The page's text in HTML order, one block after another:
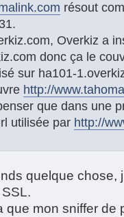
résout
Overkiz a
donc ça le
sur ha101-
http://
que dans une
utilisée par http://
quelque chose,
que mon sniffer de